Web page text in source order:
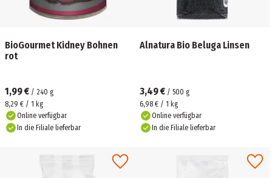
BioGourmet Kidney Bohnen
rot
1,99 € / 240 g
8,29 € / 1 kg
Online verfügbar
In die Filiale lieferbar
Alnatura Bio Beluga Linsen
3,49 € / 500 g
6,98 € / 1 kg
Online verfügbar
In die Filiale lieferbar